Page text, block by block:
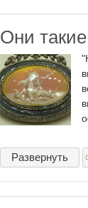
Они
Развернуть